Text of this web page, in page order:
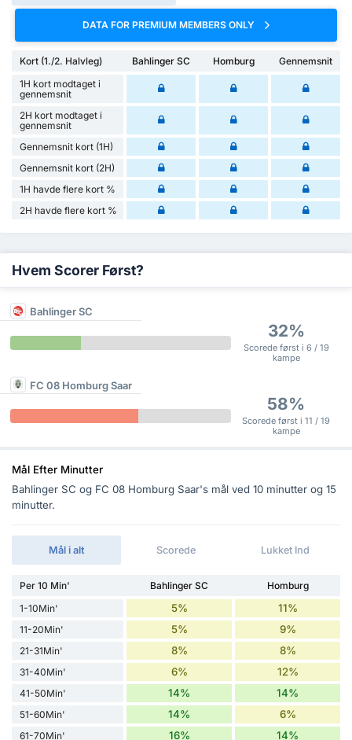
DATA FOR PREMIUM MEMBERS ONLY
Kort (1./2. Halvleg) Bahlinger SC Homburg
Gennemsnit
1H kort modtaget i
gennemsnit
2H kort modtaget i
gennemsnit
Gennemsnit kort (1H)
Gennemsnit kort (2H)
1H havde flere kort %
2H havde flere kort %
Hvem Scorer Først?
Bahlinger SC
32%
Scorede først i 6 / 19
kampe
FC 08 Homburg Saar
58%
Scorede først i 11 / 19
kampe
Mål Efter Minutter
Bahlinger SC og FC 08 Homburg Saar's mål ved 10 minutter og 15
minutter.
Mål i alt Scorede Lukket Ind
Per 10 Min' Bahlinger SC
Homburg
1-10Min'
5% 11%
11-20Min' 5% 9%
21-31Min' 8% 8%
31-40Min' 6% 12%
41-50Min' 14% 14%
51-60Min' 14% 6%
61-70Min' 16% 14%